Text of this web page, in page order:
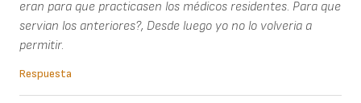
eran para que practicasen los médicos residentes. Para que
servian los anteriores?, Desde luego yo no lo volveria a
permitir.
Respuesta